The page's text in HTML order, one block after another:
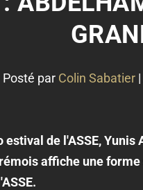
Posté par Colin Sabatier |
de l'ASSE,
affiche une